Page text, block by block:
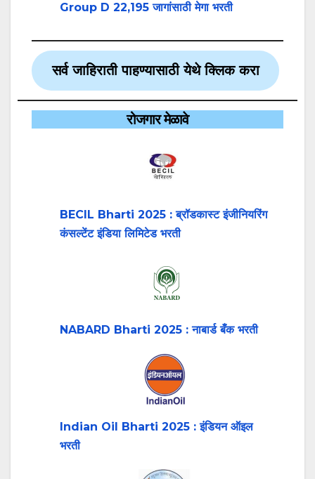
Group D 22,195 जागांसाठी मेगा भरती
सर्व जाहिराती पाहण्यासाठी येथे क्लिक करा
रोजगार मेळावे
BECIL Bharti 2025 : ब्रॉडकास्ट इंजीनियरिंग
कंसल्टेंट इंडिया लिमिटेड भरती
NABARD Bharti 2025 : नाबार्ड बँक भरती
Indian Oil Bharti 2025 : इंडियन ऑइल
भरती